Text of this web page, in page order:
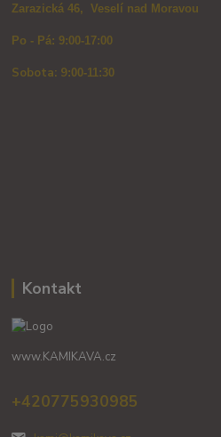
Zarazická 46, Veselí nad Moravou
Po - Pá: 9:00-17:00
Sobota: 9:00-11:30
Kontakt
www.KAMIKAVA.cz
+420775930985